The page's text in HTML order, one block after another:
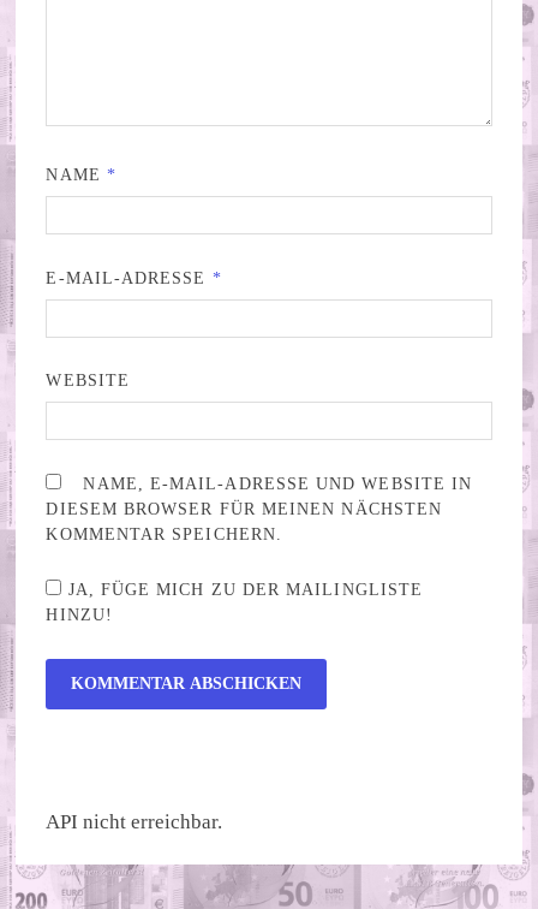
NAME *
E-MAIL-ADRESSE *
WEBSITE
NAME, E-MAIL-ADRESSE UND WEBSITE IN
DIESEM BROWSER FÜR MEINEN NÄCHSTEN
KOMMENTAR SPEICHERN.
JA, FÜGE MICH ZU DER MAILINGLISTE
HINZU!
API nicht erreichbar.